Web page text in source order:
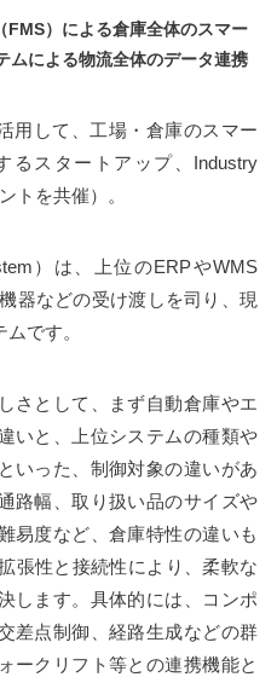
FMS）による倉庫全体のスマー
ムによる物流全体のデータ連携
用して、工場・倉庫のスマー
るスタートアップ、Industry
トを共催）。
）は、上位のERPやWMS
器などの受け渡しを司り、現
です。
さとして、まず自動倉庫やエ
いと、上位システムの種類や
いった、制御対象の違いがあ
路幅、取り扱い品のサイズや
易度など、倉庫特性の違いも
張性と接続性により、柔軟な
します。具体的には、コンポ
差点制御、経路生成などの群
ークリフト等との連携機能と